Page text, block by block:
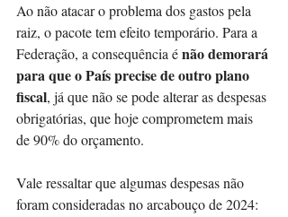
Ao não atacar o problema dos gastos pela
raiz, o pacote tem efeito temporário. Para a
Federação, a consequência é não demorará
para que o País precise de outro plano
fiscal, já que não se pode alterar as despesas
obrigatórias, que hoje comprometem mais
de 90% do orçamento.
Vale ressaltar que algumas despesas não
foram consideradas no arcabouço de 2024: